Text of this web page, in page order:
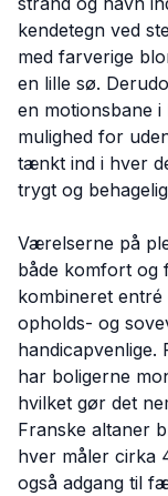
kendetegn ved
med farverige
en lille sø.
en motionsbane
mulighed for
tænkt ind i hver
trygt og
Værelserne på
både komfort og
kombineret
opholds- og
handicapvenlige.
har boligerne
hvilket gør det
Franske altaner
hver måler cirka
også adgang til